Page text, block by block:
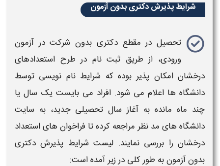
شرایط پذیرش دکتری بدون آزمون
تحصیل در مقطعدکتری بدونشرکت در آزمون
ورودی، از طریق ثبت نام در طرح استعدادهای
درخشان امکان پذیر بوده که شرایط نام نویسی توسط
دانشگاه ها اعلام می شود. افراد می بایست یک سال یا
چند ماه مانده به آغاز سال تحصیلی جدید، به سایت
دانشگاه های مد نظر مراجعه کرده تا فراخوان های استعداد
درخشان را بررسی نمایند. لیست شرایط پذیرش دکتری
بدون آزمونبه طور کلی در زیر آمده است: